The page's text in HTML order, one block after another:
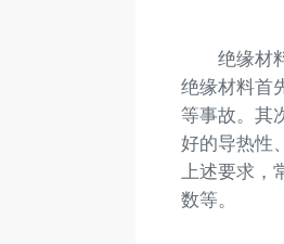
绝缘材料
绝缘材料首
等事故。其
好的导热性
上述要求，
数等。